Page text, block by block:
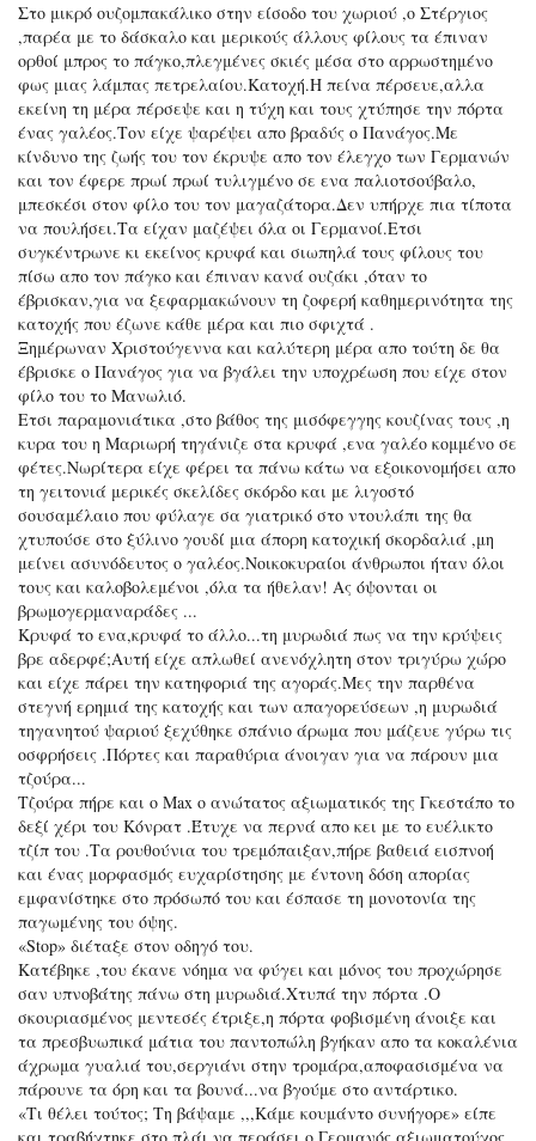
Στο μικρό ουζομπακάλικο στην είσοδο του χωριού ,ο Στέργιος
,παρέα με το δάσκαλο και μερικούς άλλους φίλους τα έπιναν
ορθοί μπρος το πάγκο,πλεγμένες σκιές μέσα στο αρρωστημένο
φως μιας λάμπας πετρελαίου.Κατοχή.Η πείνα πέρσευε,αλλα
εκείνη τη μέρα πέρσεψε και η τύχη και τους χτύπησε την πόρτα
ένας γαλέος.Τον είχε ψαρέψει απο βραδύς ο Πανάγος.Με
κίνδυνο της ζωής του τον έκρυψε απο τον έλεγχο των Γερμανών
και τον έφερε πρωί πρωί τυλιγμένο σε ενα παλιοτσούβαλο,
μπεσκέσι στον φίλο του τον μαγαζάτορα.Δεν υπήρχε πια τίποτα
να πουλήσει.Τα είχαν μαζέψει όλα οι Γερμανοί.Ετσι
συγκέντρωνε κι εκείνος κρυφά και σιωπηλά τους φίλους του
πίσω απο τον πάγκο και έπιναν κανά ουζάκι ,όταν το
έβρισκαν,για να ξεφαρμακώνουν τη ζοφερή καθημερινότητα της
κατοχής που έζωνε κάθε μέρα και πιο σφιχτά .
Ξημέρωναν Χριστούγεννα και καλύτερη μέρα απο τούτη δε θα
έβρισκε ο Πανάγος για να βγάλει την υποχρέωση που είχε στον
φίλο του το Μανωλιό.
Ετσι παραμονιάτικα ,στο βάθος της μισόφεγγης κουζίνας τους ,η
κυρα του η Μαριωρή τηγάνιζε στα κρυφά ,ενα γαλέο κομμένο σε
φέτες.Νωρίτερα είχε φέρει τα πάνω κάτω να εξοικονομήσει απο
τη γειτονιά μερικές σκελίδες σκόρδο και με λιγοστό
σουσαμέλαιο που φύλαγε σα γιατρικό στο ντουλάπι της θα
χτυπούσε στο ξύλινο γουδί μια άπορη κατοχική σκορδαλιά ,μη
μείνει ασυνόδευτος ο γαλέος.Νοικοκυραίοι άνθρωποι ήταν όλοι
τους και καλοβολεμένοι ,όλα τα ήθελαν! Ας όψονται οι
βρωμογερμαναράδες ...
Κρυφά το ενα,κρυφά το άλλο...τη μυρωδιά πως να την κρύψεις
βρε αδερφέ;Αυτή είχε απλωθεί ανενόχλητη στον τριγύρω χώρο
και είχε πάρει την κατηφοριά της αγοράς.Μες την παρθένα
στεγνή ερημιά της κατοχής και των απαγορεύσεων ,η μυρωδιά
τηγανητού ψαριού ξεχύθηκε σπάνιο άρωμα που μάζευε γύρω τις
οσφρήσεις .Πόρτες και παραθύρια άνοιγαν για να πάρουν μια
τζούρα...
Τζούρα πήρε και ο Max ο ανώτατος αξιωματικός της Γκεστάπο το
δεξί χέρι του Κόνρατ .Έτυχε να περνά απο κει με το ευέλικτο
τζίπ του .Τα ρουθούνια του τρεμόπαιξαν,πήρε βαθειά εισπνοή
και ένας μορφασμός ευχαρίστησης με έντονη δόση απορίας
εμφανίστηκε στο πρόσωπό του και έσπασε τη μονοτονία της
παγωμένης του όψης.
«Stop» διέταξε στον οδηγό του.
Κατέβηκε ,του έκανε νόημα να φύγει και μόνος του προχώρησε
σαν υπνοβάτης πάνω στη μυρωδιά.Χτυπά την πόρτα .Ο
σκουριασμένος μεντεσές έτριξε,η πόρτα φοβισμένη άνοιξε και
τα πρεσβυωπικά μάτια του παντοπώλη βγήκαν απο τα κοκαλένια
άχρωμα γυαλιά του,σεργιάνι στην τρομάρα,αποφασισμένα να
πάρουνε τα όρη και τα βουνά...να βγούμε στο αντάρτικο.
«Τι θέλει τούτος; Τη βάψαμε ,,,Κάμε κουμάντο συνήγορε» είπε